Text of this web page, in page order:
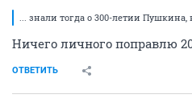
... знали тогда о 300-летии Пушкина,
Ничего личного поправлю
ОТВЕТИТЬ